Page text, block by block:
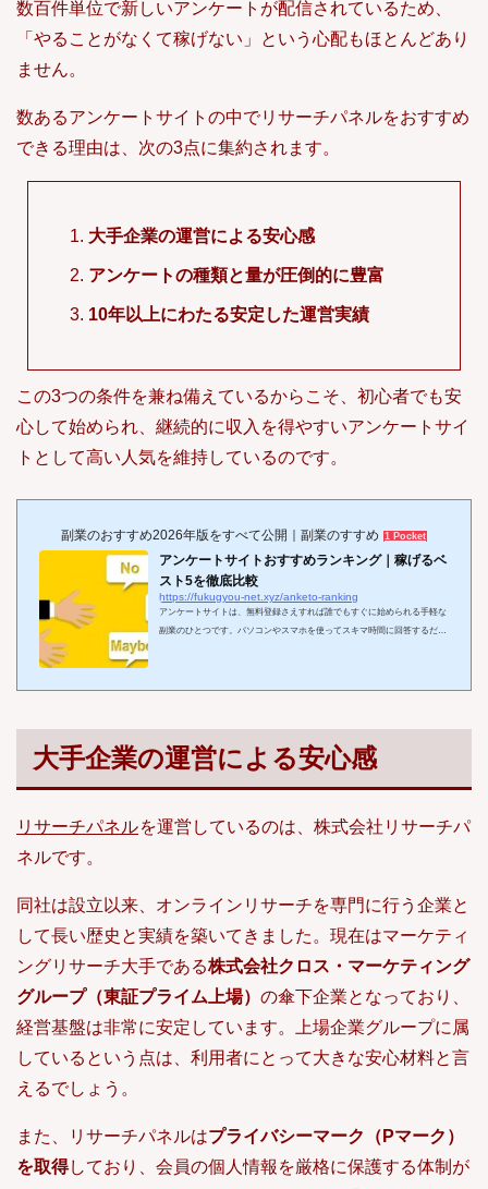
数百件単位で新しいアンケートが配信されているため、
「やることがなくて稼げない」という心配もほとんどあり
ません。
数あるアンケートサイトの中でリサーチパネルをおすすめ
できる理由は、次の3点に集約されます。
大手企業の運営による安心感
アンケートの種類と量が圧倒的に豊富
10年以上にわたる安定した運営実績
この3つの条件を兼ね備えているからこそ、初心者でも安
心して始められ、継続的に収入を得やすいアンケートサイ
トとして高い人気を維持しているのです。
副業のおすすめ2026年版をすべて公開｜副業のすすめ 1 Pocket
アンケートサイトおすすめランキング｜稼げるベ
スト5を徹底比較
https://fukugyou-net.xyz/anketo-ranking
アンケートサイトは、無料登録さえすれば誰でもすぐに始められる手軽な
副業のひとつです。パソコンやスマホを使ってスキマ時間に回答するだけ
トサイトを厳選し、稼ぎやすさ・案件数...
大手企業の運営による安心感
リサーチパネルを運営しているのは、株式会社リサーチパ
ネルです。
同社は設立以来、オンラインリサーチを専門に行う企業と
して長い歴史と実績を築いてきました。現在はマーケティ
ングリサーチ大手である株式会社クロス・マーケティング
グループ（東証プライム上場） の傘下企業となっており、
経営基盤は非常に安定しています。上場企業グループに属
しているという点は、利用者にとって大きな安心材料と言
えるでしょう。
また、リサーチパネルはプライバシーマーク（Pマーク）
を取得しており、会員の個人情報を厳格に保護する体制が